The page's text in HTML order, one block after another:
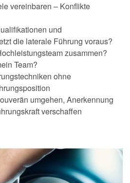
vereinbaren – Konflikte
und
die laterale Führung voraus?
zusammen?
Team?
ohne
umgehen, Anerkennung
verschaffen